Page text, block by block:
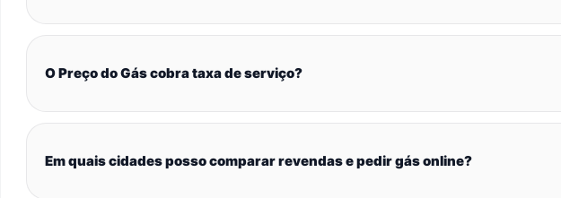
O Preço do Gás cobra taxa de serviço?
Em quais cidades posso comparar revendas e pedir gás online?